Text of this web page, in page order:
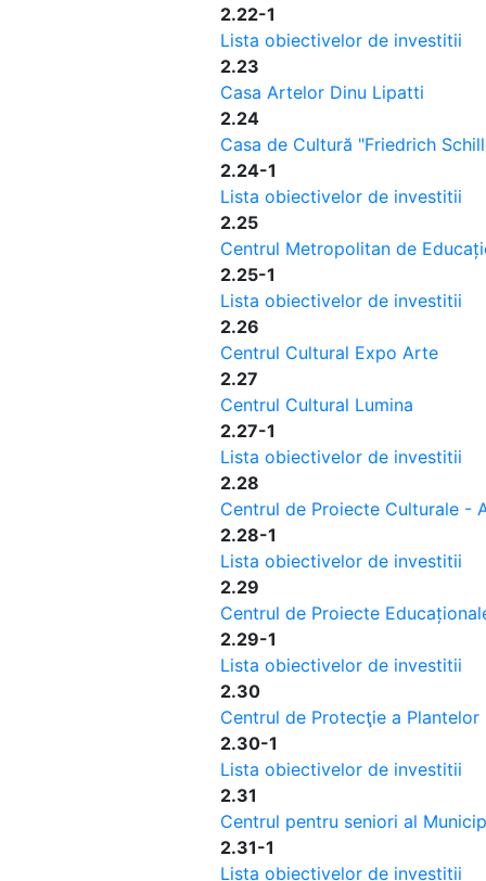
2.22-1
Lista obiectivelor de investitii
2.23
Casa Artelor Dinu Lipatti
2.24
Casa de Cultură "Friedrich
2.24-1
Lista obiectivelor de investitii
2.25
Centrul Metropolitan de
2.25-1
Lista obiectivelor de investitii
2.26
Centrul Cultural Expo Arte
2.27
Centrul Cultural Lumina
2.27-1
Lista obiectivelor de investitii
2.28
Centrul de Proiecte Culturale -
2.28-1
Lista obiectivelor de investitii
2.29
Centrul de Proiecte
2.29-1
Lista obiectivelor de investitii
2.30
Centrul de Protecţie a Plantelor
2.30-1
Lista obiectivelor de investitii
2.31
Centrul pentru seniori al
2.31-1
Lista obiectivelor de investitii